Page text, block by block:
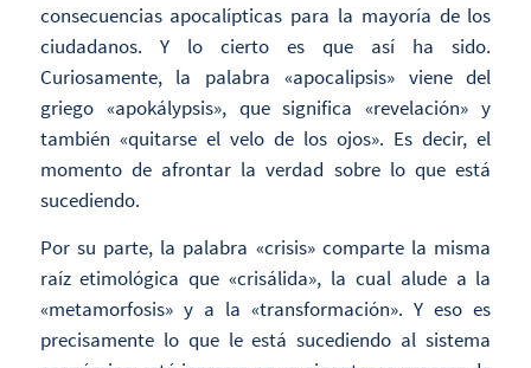
consecuencias apocalípticas para la mayoría de los
ciudadanos. Y lo cierto es que así ha sido.
Curiosamente, la palabra «apocalipsis» viene del
griego «apokálypsis», que significa «revelación» y
también «quitarse el velo de los ojos». Es decir, el
momento de afrontar la verdad sobre lo que está
sucediendo.
Por su parte, la palabra «crisis» comparte la misma
raíz etimológica que «crisálida», la cual alude a la
«metamorfosis» y a la «transformación». Y eso es
precisamente lo que le está sucediendo al sistema